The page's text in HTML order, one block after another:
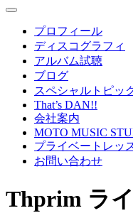
プロフィール
ディスコグラフィ
アルバム試聴
ブログ
スペシャルトピッ
That’s DAN!!
会社案内
MOTO MUSIC
プライベートレッ
お問い合わせ
Thprim ラ